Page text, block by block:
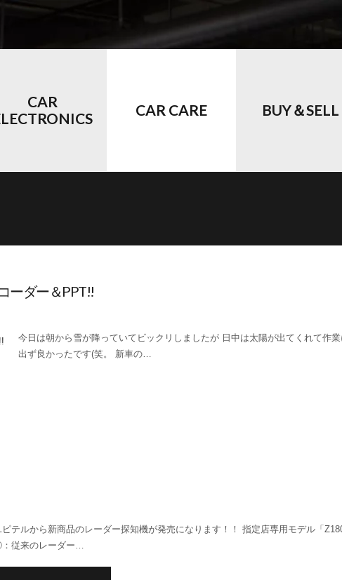
CAR
CAR CARE BUY＆SELL
ーダー＆PPT!!
今日は朝から雪が降っていてビックリしましたが 日中は太陽が出てくれて作
出ず良かったです(笑。 新車の…
ピテルから新商品のレーダー探知機が発売になります！！ 指定店専用モデル「
従来のレーダー…